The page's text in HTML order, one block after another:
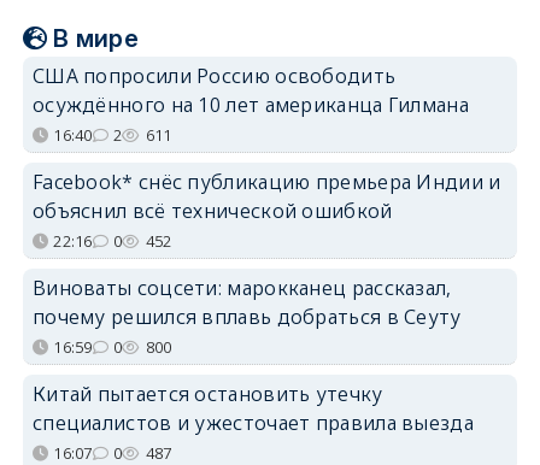
В мире
США попросили Россию освободить
осуждённого на 10 лет американца Гилмана
16:40 2 611
Facebook* снёс публикацию премьера Индии и
объяснил всё технической ошибкой
22:16 0 452
Виноваты соцсети: марокканец рассказал,
почему решился вплавь добраться в Сеуту
16:59 0 800
Китай пытается остановить утечку
специалистов и ужесточает правила выезда
16:07 0 487